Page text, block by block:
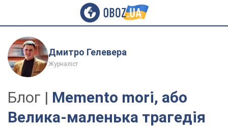
Дмитро Гелевера
Журналіст
Блог | Memento mori, або
Велика-маленька трагедія